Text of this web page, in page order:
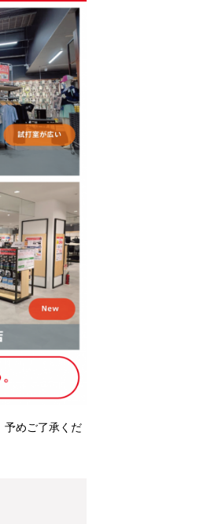
予めご了承くだ